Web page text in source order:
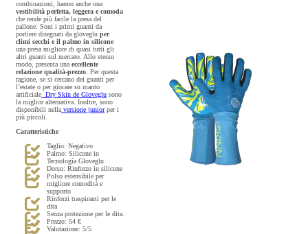
combinazioni, hanno anche una
vestibilità perfetta, leggera e comoda
che rende più facile la presa del
pallone. Soni i primi guanti da
portiere disegnati da gloveglu per
climi secchi e il palmo in silicone
una presa migliore di quasi tutti gli
altri guanti sul mercato. Allo stesso
modo, presenta una eccellente
relazione qualità-prezzo. Per questa
ragione, se si cercano dei guanti per
l’estate o per giocare su manto
artificiale Dry Skin de Gloveglu sono
la miglior alternativa. Inoltre, sono
disponibili nella versione juniorper i
più piccoli.
Caratteristiche
Taglio: Negativo
Palmo: Silicone in
Tecnología Gloveglu
Dorso: Rinforzo in silicone
Polso estensibile per
migliore comodità e
supporto
Rinforzi traspiranti per le
dita
Senza protezione per le dita.
Prezzo: 54 €
Valutazione: 5/5